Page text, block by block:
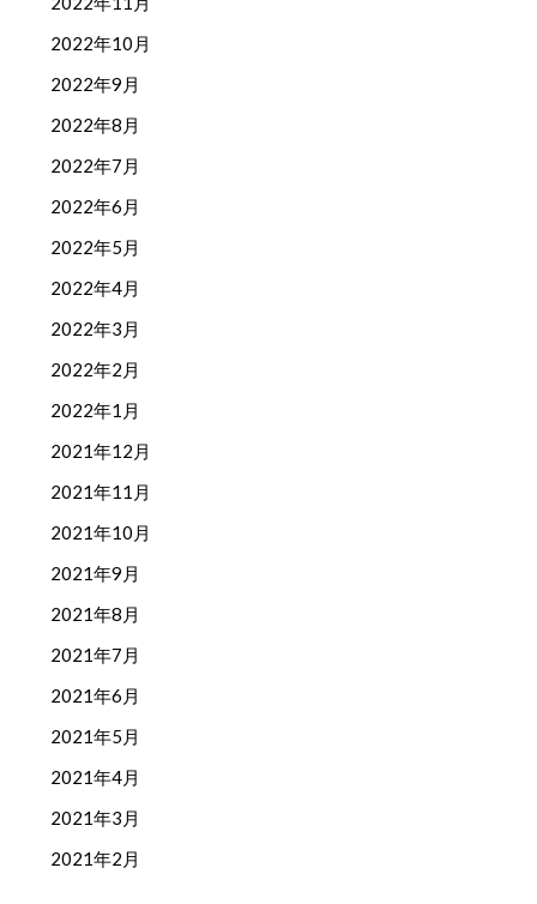
2022年10月
2022年9月
2022年8月
2022年7月
2022年6月
2022年5月
2022年4月
2022年3月
2022年2月
2022年1月
2021年12月
2021年11月
2021年10月
2021年9月
2021年8月
2021年7月
2021年6月
2021年5月
2021年4月
2021年3月
2021年2月